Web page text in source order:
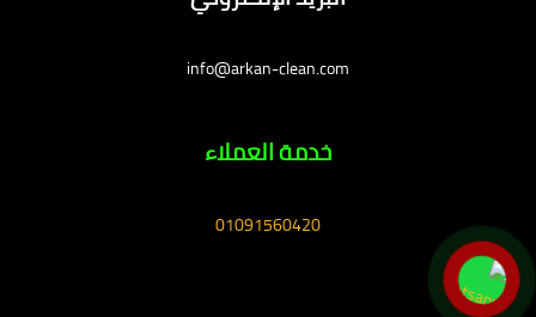
info@arkan-clean.com
خدمة العملاء
01091560420